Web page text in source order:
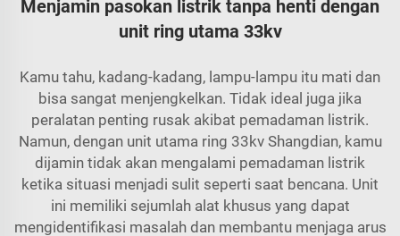
Menjamin pasokan listrik tanpa henti dengan
unit ring utama 33kv
Kamu tahu, kadang-kadang, lampu-lampu itu mati dan
bisa sangat menjengkelkan. Tidak ideal juga jika
peralatan penting rusak akibat pemadaman listrik.
Namun, dengan unit utama ring 33kv Shangdian, kamu
dijamin tidak akan mengalami pemadaman listrik
ketika situasi menjadi sulit seperti saat bencana. Unit
ini memiliki sejumlah alat khusus yang dapat
mengidentifikasi masalah dan membantu menjaga arus